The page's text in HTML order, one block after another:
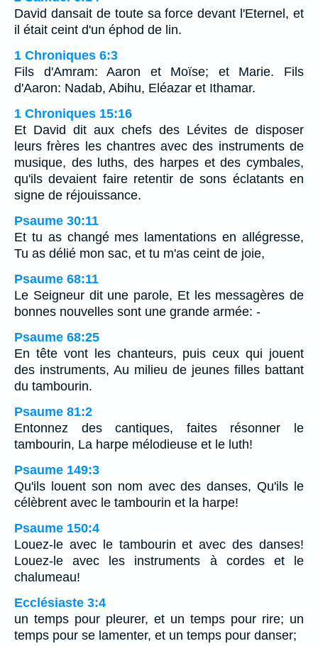
David dansait de toute sa force devant l'Eternel, et
il était ceint d'un éphod de lin.
1 Chroniques 6:3
Fils d'Amram: Aaron et Moïse; et Marie. Fils
d'Aaron: Nadab, Abihu, Eléazar et Ithamar.
1 Chroniques 15:16
Et David dit aux chefs des Lévites de disposer
leurs frères les chantres avec des instruments de
musique, des luths, des harpes et des cymbales,
qu'ils devaient faire retentir de sons éclatants en
signe de réjouissance.
Psaume 30:11
Et tu as changé mes lamentations en allégresse,
Tu as délié mon sac, et tu m'as ceint de joie,
Psaume 68:11
Le Seigneur dit une parole, Et les messagères de
bonnes nouvelles sont une grande armée: -
Psaume 68:25
En tête vont les chanteurs, puis ceux qui jouent
des instruments, Au milieu de jeunes filles battant
du tambourin.
Psaume 81:2
Entonnez des cantiques, faites résonner le
tambourin, La harpe mélodieuse et le luth!
Psaume 149:3
Qu'ils louent son nom avec des danses, Qu'ils le
célèbrent avec le tambourin et la harpe!
Psaume 150:4
Louez-le avec le tambourin et avec des danses!
Louez-le avec les instruments à cordes et le
chalumeau!
Ecclésiaste 3:4
un temps pour pleurer, et un temps pour rire; un
temps pour se lamenter, et un temps pour danser;